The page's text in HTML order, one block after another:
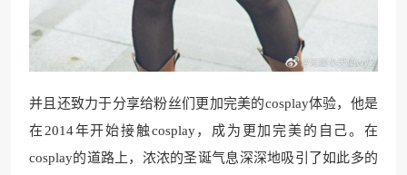
并且还致力于分享给粉丝们更加完美的cosplay体验，他是
在2014年开始接触cosplay，成为更加完美的自己。在
cosplay的道路上，浓浓的圣诞气息深深地吸引了如此多的